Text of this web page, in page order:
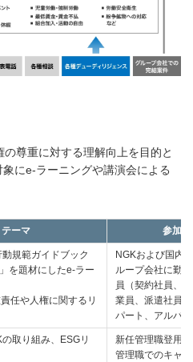
尊重に対する理解向上を目的と
にe-ラーニングや講演会による
テーマ 参加
規範ガイドブック
を題材にしたe-ラー
任や人権に関するリ
NGKおよび国内
ループ会社に勤
員（契約社員、
業員、派遣社員
パート、アルバ
取り組み、ESGリ
新任管理職登用
管理職でのキャ